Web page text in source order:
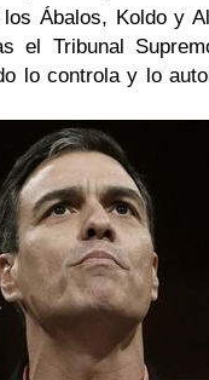
Ábalos, Koldo y
el Tribunal
lo controla y lo